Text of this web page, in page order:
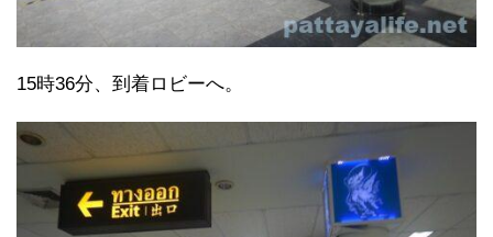
15時36分、到着ロビーへ。